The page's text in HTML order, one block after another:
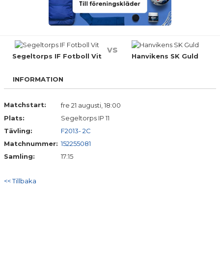
TRUPPEN
BILDGALLERI
Segeltorps IF Fotboll Vit
vs
Hanvikens SK Guld
INFORMATION
Matchstart:
fre 21 augusti, 18:00
Plats:
Segeltorps IP 11
Tävling:
F2013- 2C
Matchnummer: 152255081
Samling:
17:15
<< Tillbaka